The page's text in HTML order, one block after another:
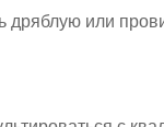
дряблую или